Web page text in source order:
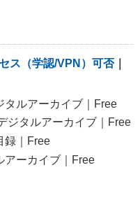
ス（学認/VPN）可否｜
タルアーカイブ｜Free
ジタルアーカイブ｜Free
録｜Free
アーカイブ｜Free